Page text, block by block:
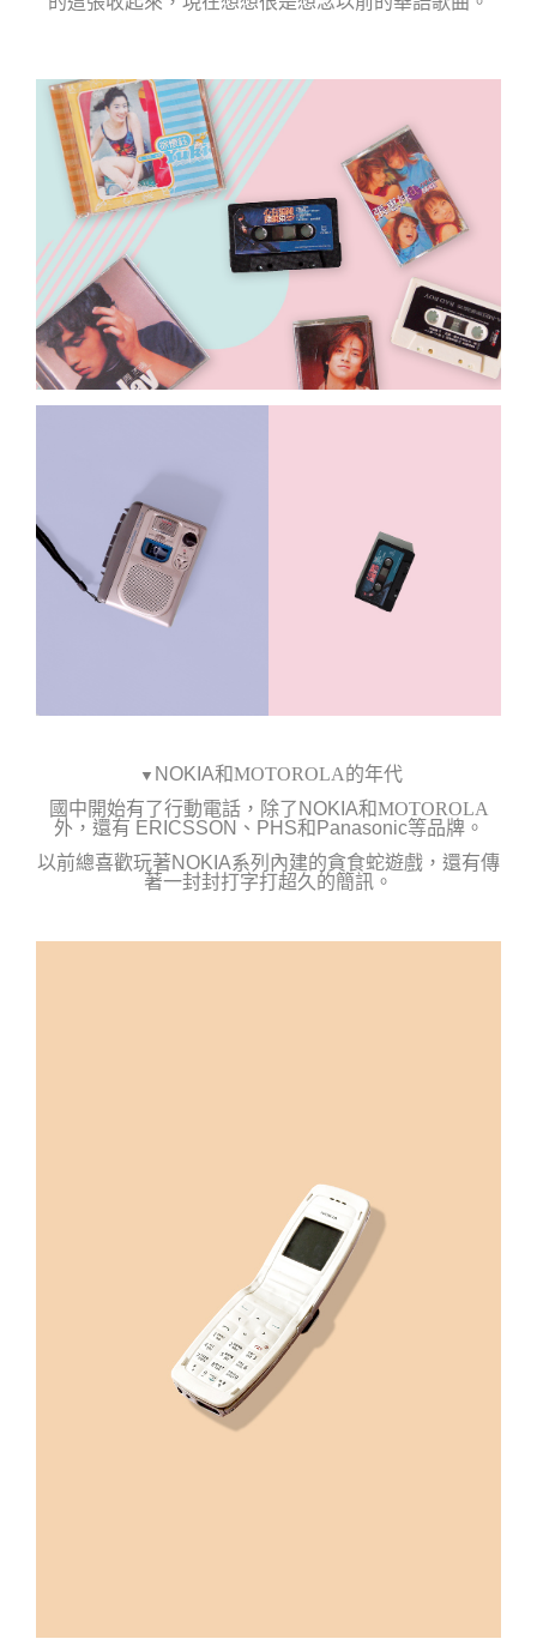
▼ NOKIA和MOTOROLA的年代
國中開始有了行動電話，除了 NOKIA和MOTOROLA
外 ，還有 ERICSSON、 PHS和 Panasonic等品牌。
以前總喜歡玩著NOKIA系列內建的貪食蛇遊戲，還有傳
著一封封打字打超久的簡訊。